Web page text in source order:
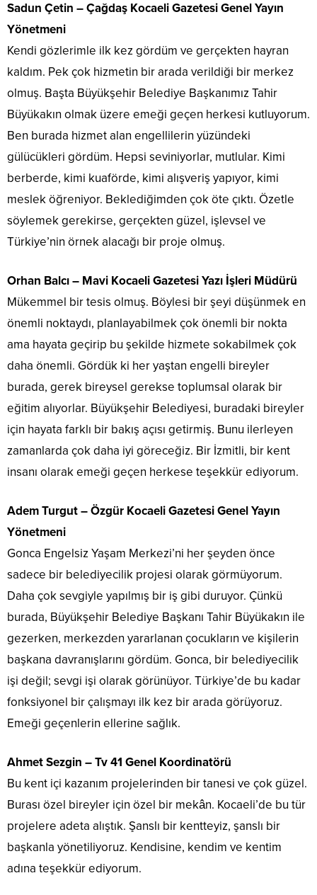
Sadun Çetin – Çağdaş Kocaeli Gazetesi Genel Yayın
Yönetmeni
Kendi gözlerimle ilk kez gördüm ve gerçekten hayran
kaldım. Pek çok hizmetin bir arada verildiği bir merkez
olmuş. Başta Büyükşehir Belediye Başkanımız Tahir
Büyükakın olmak üzere emeği geçen herkesi kutluyorum.
Ben burada hizmet alan engellilerin yüzündeki
gülücükleri gördüm. Hepsi seviniyorlar, mutlular. Kimi
berberde, kimi kuaförde, kimi alışveriş yapıyor, kimi
meslek öğreniyor. Beklediğimden çok öte çıktı. Özetle
söylemek gerekirse, gerçekten güzel, işlevsel ve
Türkiye’nin örnek alacağı bir proje olmuş.
Orhan Balcı – Mavi Kocaeli Gazetesi Yazı İşleri Müdürü
Mükemmel bir tesis olmuş. Böylesi bir şeyi düşünmek en
önemli noktaydı, planlayabilmek çok önemli bir nokta
ama hayata geçirip bu şekilde hizmete sokabilmek çok
daha önemli. Gördük ki her yaştan engelli bireyler
burada, gerek bireysel gerekse toplumsal olarak bir
eğitim alıyorlar. Büyükşehir Belediyesi, buradaki bireyler
için hayata farklı bir bakış açısı getirmiş. Bunu ilerleyen
zamanlarda çok daha iyi göreceğiz. Bir İzmitli, bir kent
insanı olarak emeği geçen herkese teşekkür ediyorum.
Adem Turgut – Özgür Kocaeli Gazetesi Genel Yayın
Yönetmeni
Gonca Engelsiz Yaşam Merkezi’ni her şeyden önce
sadece bir belediyecilik projesi olarak görmüyorum.
Daha çok sevgiyle yapılmış bir iş gibi duruyor. Çünkü
burada, Büyükşehir Belediye Başkanı Tahir Büyükakın ile
gezerken, merkezden yararlanan çocukların ve kişilerin
başkana davranışlarını gördüm. Gonca, bir belediyecilik
işi değil; sevgi işi olarak görünüyor. Türkiye’de bu kadar
fonksiyonel bir çalışmayı ilk kez bir arada görüyoruz.
Emeği geçenlerin ellerine sağlık.
Ahmet Sezgin – Tv 41 Genel Koordinatörü
Bu kent içi kazanım projelerinden bir tanesi ve çok güzel.
Burası özel bireyler için özel bir mekân. Kocaeli’de bu tür
projelere adeta alıştık. Şanslı bir kentteyiz, şanslı bir
başkanla yönetiliyoruz. Kendisine, kendim ve kentim
adına teşekkür ediyorum.